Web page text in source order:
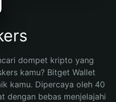
dompet kripto yang
kamu? Bitget Wallet
kamu. Dipercaya oleh 40
dengan bebas menjelajahi